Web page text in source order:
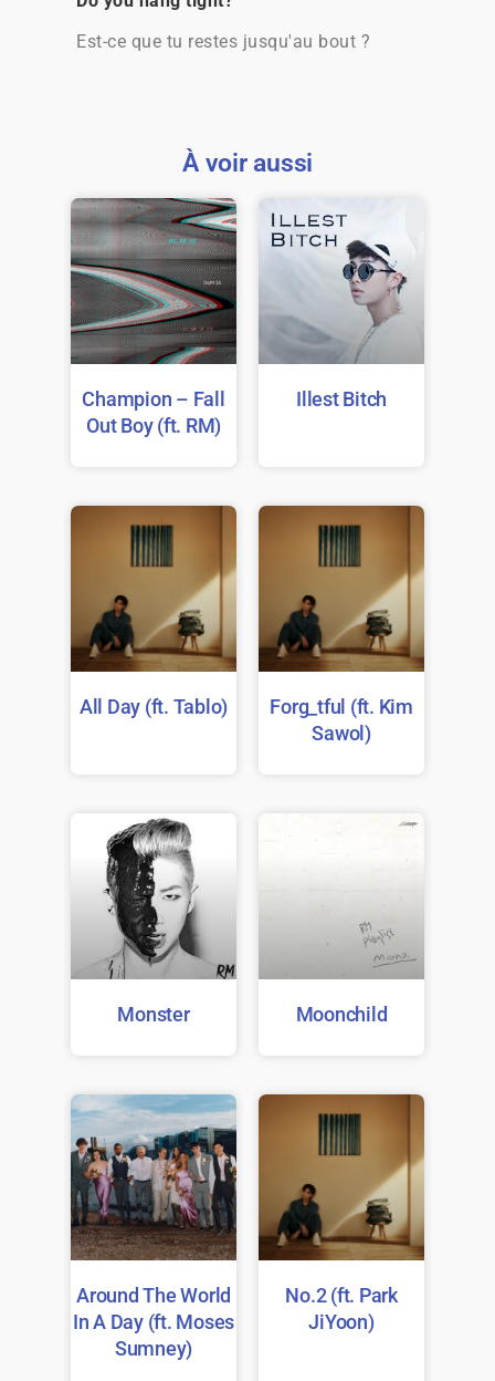
Est-ce que tu restes jusqu'au bout ?
À voir aussi
Champion – Fall
Out Boy (ft. RM)
Illest Bitch
All Day (ft. Tablo)
Forg_tful (ft. Kim
Sawol)
Monster Moonchild
Around The World
In A Day (ft. Moses
Sumney)
No.2 (ft. Park
JiYoon)